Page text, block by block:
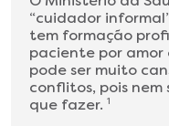
“cuidador
tem formação
paciente por amor
pode ser muito
conflitos, pois nem
que fazer. 1